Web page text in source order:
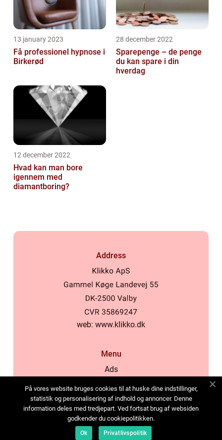
13 january 2023
Få professionel hypnose i
Birkerød
28 december 2022
Sparepenge – de penge
du kan spare i din
hverdag
12 december 2022
Hvad kan man bore
igennem med
diamantboring?
Address
web: www.klikko.dk
Menu
Ads
Cookies
Contact
Sitemap
På vores website bruges cookies til at huske dine indstillinger,
statistik og personalisering af indhold og annoncer. Denne
information deles med tredjepart. Ved fortsat brug af websiden
godkender du cookiepolitikken.
Ok Privatlivspolitik